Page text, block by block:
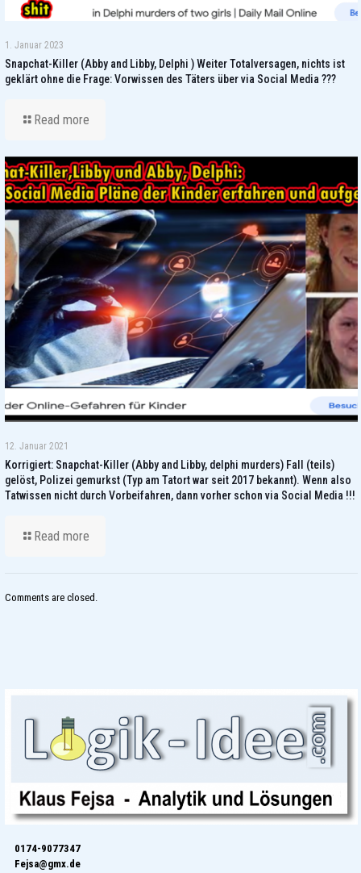
1. Januar 2023
Snapchat-Killer (Abby and Libby, Delphi ) Weiter Totalversagen, nichts ist
geklärt ohne die Frage: Vorwissen des Täters über via Social Media ???
Read more
12. Januar 2021
Korrigiert: Snapchat-Killer (Abby and Libby, delphi murders) Fall (teils)
gelöst, Polizei gemurkst (Typ am Tatort war seit 2017 bekannt). Wenn also
Tatwissen nicht durch Vorbeifahren, dann vorher schon via Social Media !!!
Read more
Comments are closed.
0174-9077347
Fejsa@gmx.de